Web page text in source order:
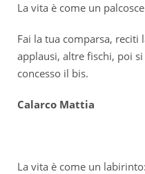
La vita è come un
Fai la tua comparsa, reciti
applausi, altre fischi, poi
concesso il bis.
Calarco Mattia
La vita è come un labirinto: